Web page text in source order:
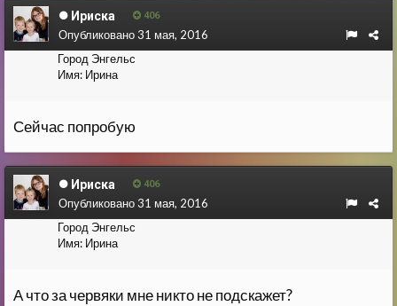
Ириска 406
Город Энгельс
Имя: Ирина
Опубликовано31 мая, 2016
Сейчас попробую
Ириска 406
Город Энгельс
Имя: Ирина
Опубликовано31 мая, 2016
А что за червяки мне никто не подскажет?